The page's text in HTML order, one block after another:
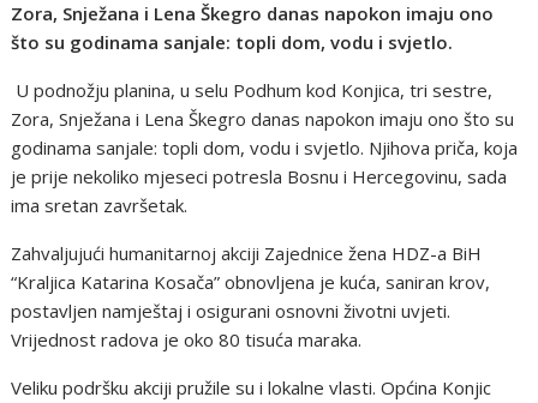
Zora, Snježana i Lena Škegro danas napokon imaju ono
što su godinama sanjale: topli dom, vodu i svjetlo.
U podnožju planina, u selu Podhum kod Konjica, tri sestre,
Zora, Snježana i Lena Škegro danas napokon imaju ono što su
godinama sanjale: topli dom, vodu i svjetlo. Njihova priča, koja
je prije nekoliko mjeseci potresla Bosnu i Hercegovinu, sada
ima sretan završetak.
Zahvaljujući humanitarnoj akciji Zajednice žena HDZ-a BiH
“Kraljica Katarina Kosača” obnovljena je kuća, saniran krov,
postavljen namještaj i osigurani osnovni životni uvjeti.
Vrijednost radova je oko 80 tisuća maraka.
Veliku podršku akciji pružile su i lokalne vlasti. Općina Konjic